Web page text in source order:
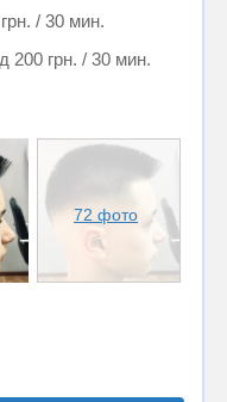
/ 30 мин.
200 грн. / 30 мин.
72 фото